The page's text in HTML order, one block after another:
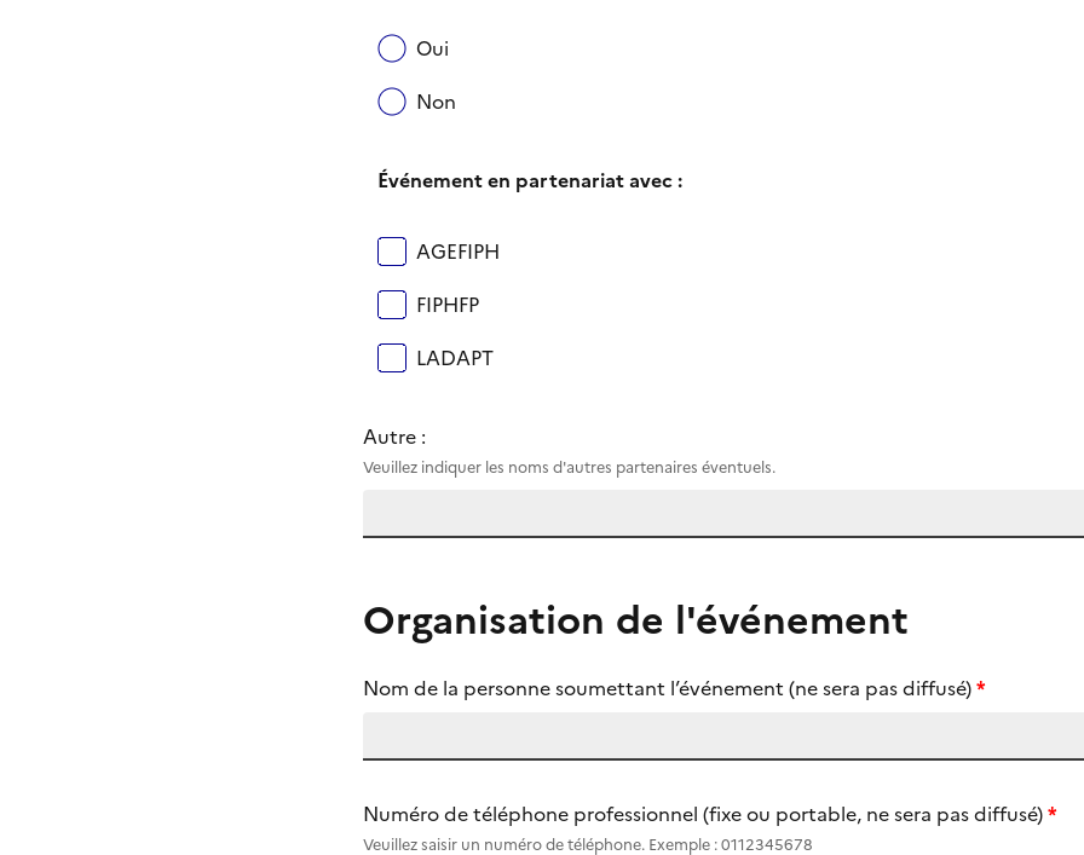
Oui
Non
Événement en partenariat avec :
AGEFIPH
FIPHFP
LADAPT
Autre :
Veuillez indiquer les noms d'autres partenaires éventuels.
Organisation de l'événement
Nom de la personne soumettant l’événement (ne sera pas diffusé)
Numéro de téléphone professionnel (fixe ou portable, ne sera pas diffusé)
(Champ obligatoire)
Veuillez saisir un numéro de téléphone. Exemple : 0112345678